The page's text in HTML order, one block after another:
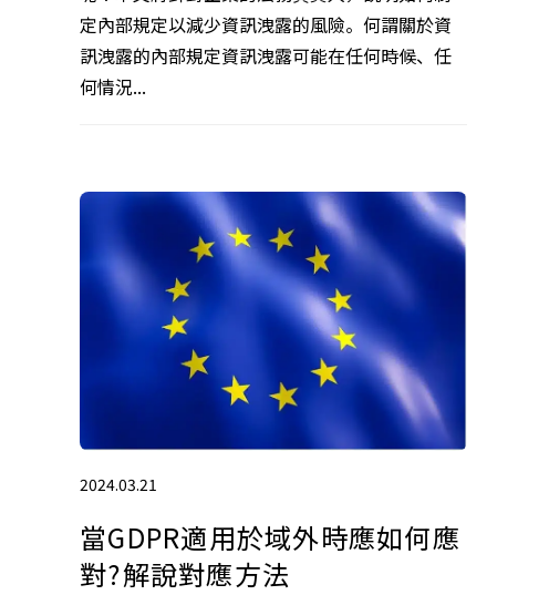
定內部規定以減少資訊洩露的風險。何謂關於資
訊洩露的內部規定資訊洩露可能在任何時候、任
何情況...
2024.03.21
當GDPR適用於域外時應如何應
對?解說對應方法